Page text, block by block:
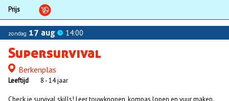
Prijs
zondag 17 aug 14:00
Supersurvival
LocatieBerkenplas
Leeftijd 8 - 14 jaar
Check je survival skills! Leer touwknopen, kompas lopen en vuur maken.